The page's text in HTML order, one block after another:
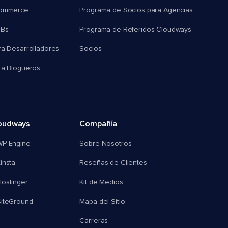
Desarrolladores
Blogueros
Programa de Socios para Agencias
Programa de Referidos Cloudways
Socios
Engine
Compañía
Sobre Nosotros
Reseñas de Clientes
Kit de Medios
Mapa del Sitio
Carreras